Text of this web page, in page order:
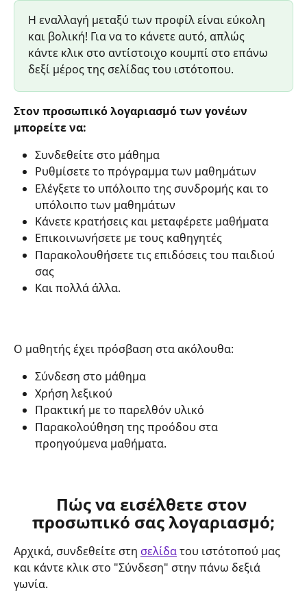
Η εναλλαγή μεταξύ των προφίλ είναι εύκολη
και βολική! Για να το κάνετε αυτό, απλώς
κάντε κλικ στο αντίστοιχο κουμπί στο επάνω
δεξί μέρος της σελίδας του ιστότοπου.
Στον προσωπικό λογαριασμό των γονέων
μπορείτε να:
Συνδεθείτε στο μάθημα
Ρυθμίσετε το πρόγραμμα των μαθημάτων
Ελέγξετε το υπόλοιπο της συνδρομής και το
υπόλοιπο των μαθημάτων
Κάνετε κρατήσεις και μεταφέρετε μαθήματα
Επικοινωνήσετε με τους καθηγητές
Παρακολουθήσετε τις επιδόσεις του παιδιού
σας
Και πολλά άλλα.
Ο μαθητής έχει πρόσβαση στα ακόλουθα:
Σύνδεση στο μάθημα
Χρήση λεξικού
Πρακτική με το παρελθόν υλικό
Παρακολούθηση της προόδου στα
προηγούμενα μαθήματα.
Πώς να εισέλθετε στον
προσωπικό σας λογαριασμό;
Αρχικά, συνδεθείτε στη σελίδα του ιστότοπού μας
και κάντε κλικ στο "Σύνδεση" στην πάνω δεξιά
γωνία.